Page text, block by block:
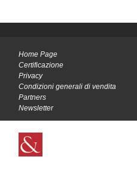
Home Page
Certificazione
Privacy
Condizioni generali di vendita
Partners
Newsletter